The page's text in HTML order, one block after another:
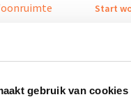
gebruik van cookies
Start
Start